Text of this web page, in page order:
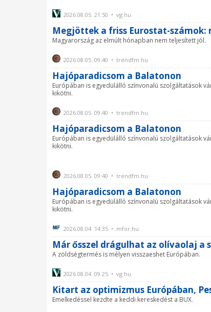
2026.08.05. 21:50 • vg.hu
Megjöttek a friss Eurostat-számok:
Magyarország az elmúlt hónapban nem teljesített jól.
2026.08.05. 09:40 • trendfm.hu
Hajóparadicsom a Balatonon
Európában is egyedülálló színvonalú szolgáltatások
kikötni.
2026.08.05. 09:40 • trendfm.hu
Hajóparadicsom a Balatonon
Európában is egyedülálló színvonalú szolgáltatások
kikötni.
2026.08.05. 09:40 • trendfm.hu
Hajóparadicsom a Balatonon
Európában is egyedülálló színvonalú szolgáltatások
kikötni.
2026.08.04. 14:35 • mfor.hu
Már ősszel drágulhat az olívaolaj a
A zöldségtermés is mélyen visszaeshet Európában.
2026.08.04. 09:25 • vg.hu
Kitart az optimizmus Európában,
Emelkedéssel kezdte a keddi kereskedést a BUX.